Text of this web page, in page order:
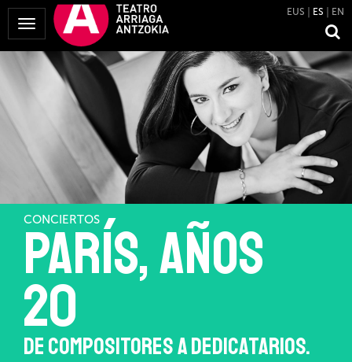
Mostrar
Menú
EUS ES EN
CONCIERTOS
PARÍS, AÑOS
20
DE COMPOSITORES A DEDICATARIOS.